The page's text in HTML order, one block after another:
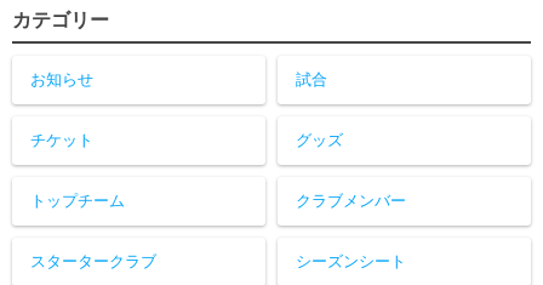
カテゴリー
お知らせ 試合
チケット グッズ
トップチーム クラブメンバー
スタータークラブ シーズンシート